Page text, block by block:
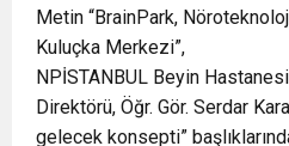
Metin “BrainPark,
Kuluçka Merkezi”,
NPİSTANBUL Beyin
Direktörü, Öğr. Gör. Serdar
gelecek konsepti”